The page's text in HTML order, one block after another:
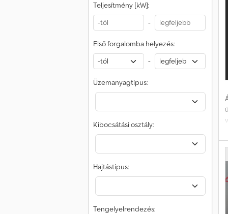
Teljesítmény [kW]:
-
Első forgalomba helyezés:
-
Üzemanyagtípus:
Kibocsátási osztály:
Hajtástípus:
Tengelyelrendezés: